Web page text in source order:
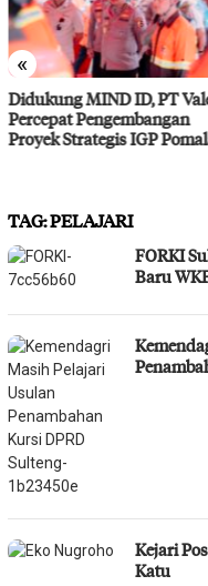
«
Resiliensi Kelompok
Ragam Gender di Palu
TAG:PELAJARI
FORKI
Baru
Kejari
Katu